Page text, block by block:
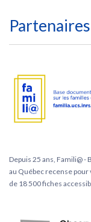
Depuis 25 ans, Famili@
au Québec recense
de 18 500 fiches